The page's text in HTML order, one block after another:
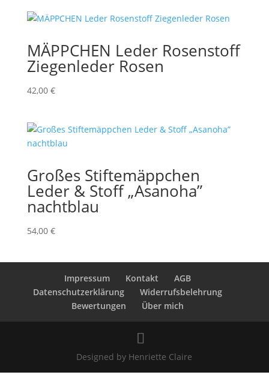
MÄPPCHEN Leder Rosenstoff
Ziegenleder Rosen
42,00 €
Großes Stiftemäppchen
Leder & Stoff „Asanoha”
nachtblau
54,00 €
Impressum Kontakt
AGB
Datenschutzerklärung
Widerrufsbelehrung
Bewertungen
Über mich
Designed by Henriette Claire